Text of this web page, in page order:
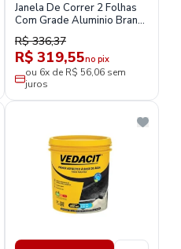
Janela De Correr 2 Folhas
Com Grade Aluminio Branco
100x100cm
R$ 336,37
R$ 319,55no pix
ou 6x de R$ 56,06 sem
juros